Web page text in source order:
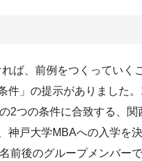
ば、前例をつくっていく
件」の提示がありました。
2つの条件に合致する、関
神戸大学MBAへの入学を
前後のグループメンバー